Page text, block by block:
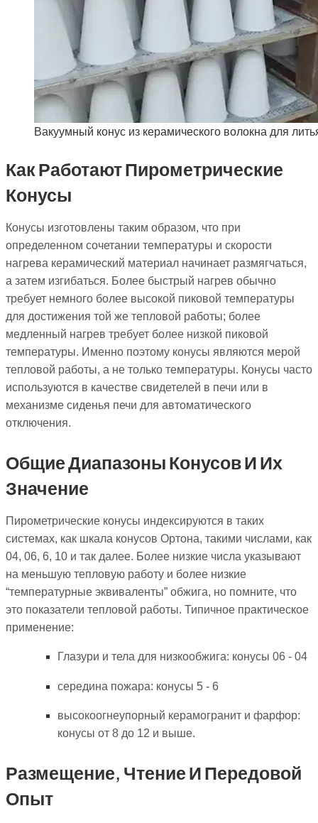
Вакуумный конус из керамического волокна для
Как Работают Пирометрические
Конусы
Конусы изготовлены таким образом, что при
определенном сочетании температуры и скорости
нагрева керамический материал начинает размягчаться,
а затем изгибаться. Более быстрый нагрев обычно
требует немного более высокой пиковой температуры
для достижения той же тепловой работы; более
медленный нагрев требует более низкой пиковой
температуры. Именно поэтому конусы являются мерой
тепловой работы, а не только температуры. Конусы часто
используются в качестве свидетелей в печи или в
механизме сиденья печи для автоматического
отключения.
Общие Диапазоны Конусов И Их
Значение
Пирометрические конусы индексируются в таких
системах, как шкала конусов Ортона, такими числами, как
04, 06, 6, 10 и так далее. Более низкие числа указывают
на меньшую тепловую работу и более низкие
“температурные эквиваленты” обжига, но помните, что
это показатели тепловой работы. Типичное практическое
применение:
Глазури и тела для низкообжига: конусы 06 - 04
середина пожара: конусы 5 - 6
высокоогнеупорный керамогранит и фарфор:
конусы от 8 до 12 и выше.
Размещение, Чтение И Передовой
Опыт